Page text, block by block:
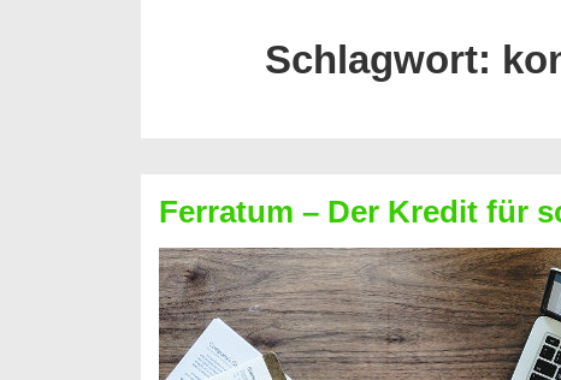
Schlagwort:
Ferratum – Der Kredit für